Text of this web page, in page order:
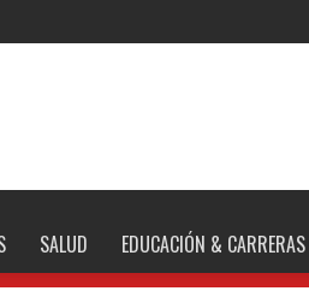
SALUD EDUCACIÓN & CARRERAS